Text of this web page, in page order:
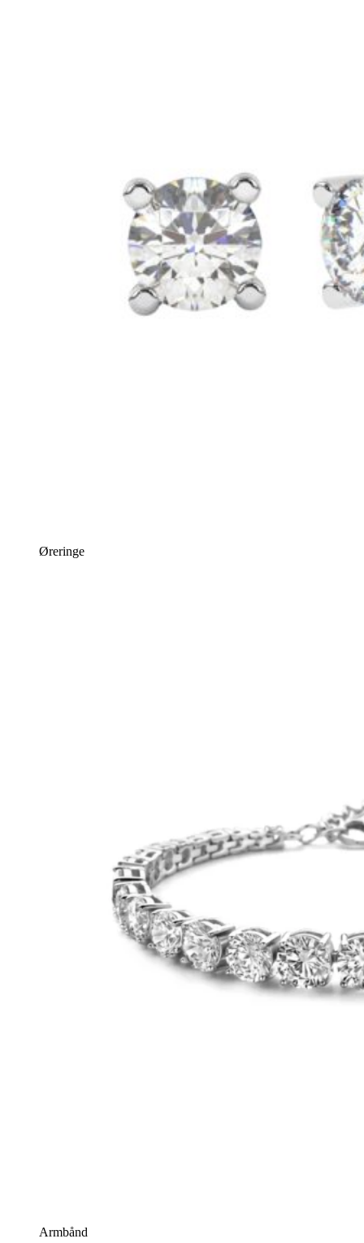
Øreringe
Armbånd